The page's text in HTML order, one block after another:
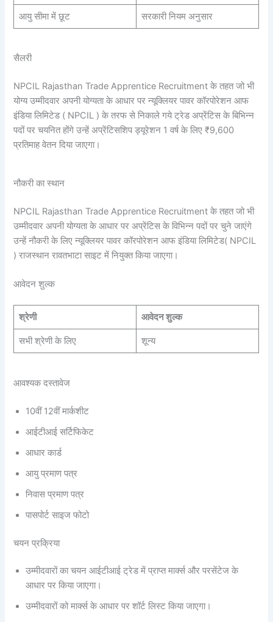
आयु सीमा में छूट सरकारी नियम अनुसार
सैलरी
NPCIL Rajasthan Trade Apprentice Recruitment के तहत जो भी
योग्य उम्मीदवार अपनी योग्यता के आधार पर न्यूक्लियर पावर कॉरपोरेशन आफ
इंडिया लिमिटेड ( NPCIL ) के तरफ से निकाले गये ट्रेड अप्रेंटिस के बिभिन्न
पदों पर चयनित होंगे उन्हें अप्रेंटिसशिप ड्यूरेशन 1 वर्ष के लिए ₹9,600
प्रतिमाह वेतन दिया जाएगा।
नौकरी का स्थान
NPCIL Rajasthan Trade Apprentice Recruitment के तहत जो भी
उम्मीदवार अपनी योग्यता के आधार पर अप्रेंटिस के विभिन्न पदों पर चुने जाएंगे
उन्हें नौकरी के लिए न्यूक्लियर पावर कॉरपोरेशन आफ इंडिया लिमिटेड( NPCIL
) राजस्थान रावतभाटा साइट में नियुक्त किया जाएगा।
आवेदन शुल्क
श्रेणी आवेदन शुल्क
सभी श्रेणी के लिए शून्य
आवश्यक दस्तावेज
10वीं 12वीं मार्कशीट
आईटीआई सर्टिफिकेट
आधार कार्ड
आयु प्रमाण पत्र
निवास प्रमाण पत्र
पासपोर्ट साइज फोटो
चयन प्रक्रिया
उम्मीदवारों का चयन आईटीआई ट्रेड में प्राप्त मार्क्स और परसेंटेज के
आधार पर किया जाएगा।
उम्मीदवारों को मार्क्स के आधार पर शॉर्ट लिस्ट किया जाएगा।